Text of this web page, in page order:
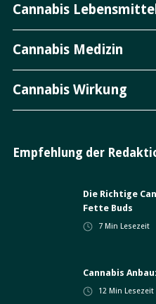
Cannabis Lebensmittel
Cannabis Medizin
Cannabis Wirkung
Empfehlung der
Die Richtige
Fette Buds
7 Min Lesezeit
Cannabis
12 Min Lesezeit